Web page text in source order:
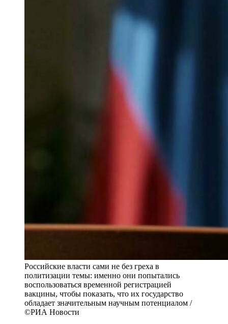
Российские власти сами не без греха в
политизации темы: именно они попытались
воспользоваться временной регистрацией
вакцины, чтобы показать, что их государство
обладает значительным научным потенциалом /
©РИА Новости